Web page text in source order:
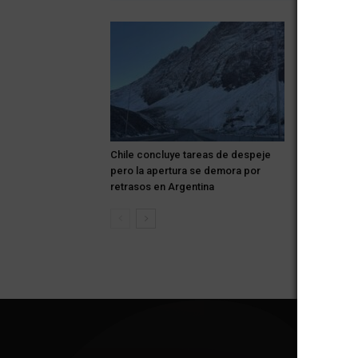
Chile concluye tareas de despeje
pero la apertura se demora por
retrasos en Argentina